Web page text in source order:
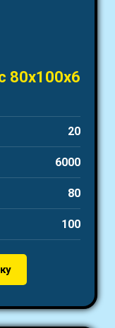
80х100х6
20
6000
80
100